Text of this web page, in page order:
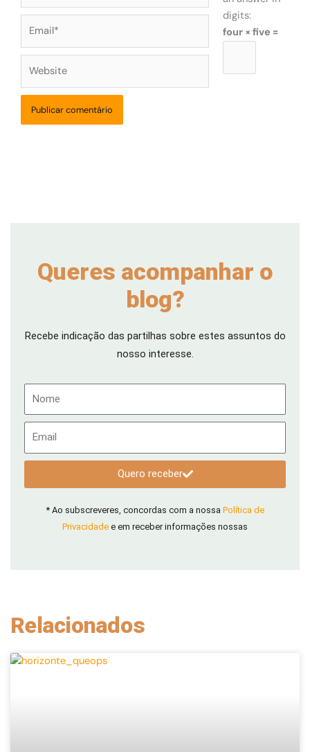
digits:
four × five =
Queres acompanhar o
blog?
Recebe indicação das partilhas sobre estes assuntos do
nosso interesse.
Quero receber
* Ao subscreveres, concordas com a nossa Política de
Privacidade e em receber informações nossas
Relacionados